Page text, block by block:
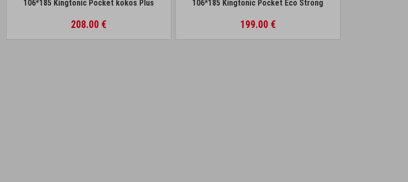
106*185 Kingtonic Pocket kokos Plus
208.00 €
106*185 Kingtonic Pocket Eco Strong
199.00 €